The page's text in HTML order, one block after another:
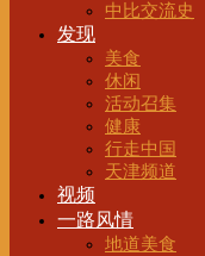
中比交流史
发现
美食
休闲
活动召集
健康
行走中国
天津频道
视频
一路风情
地道美食